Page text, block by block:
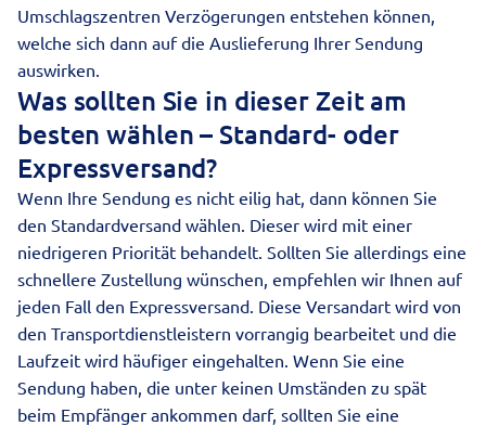
Umschlagszentren Verzögerungen entstehen können,
welche sich dann auf die Auslieferung Ihrer Sendung
auswirken.
Was sollten Sie in dieser Zeit am
besten wählen – Standard- oder
Expressversand?
Wenn Ihre Sendung es nicht eilig hat, dann können Sie
den Standardversand wählen. Dieser wird mit einer
niedrigeren Priorität behandelt. Sollten Sie allerdings eine
schnellere Zustellung wünschen, empfehlen wir Ihnen auf
jeden Fall den Expressversand. Diese Versandart wird von
den Transportdienstleistern vorrangig bearbeitet und die
Laufzeit wird häufiger eingehalten. Wenn Sie eine
Sendung haben, die unter keinen Umständen zu spät
beim Empfänger ankommen darf, sollten Sie eine